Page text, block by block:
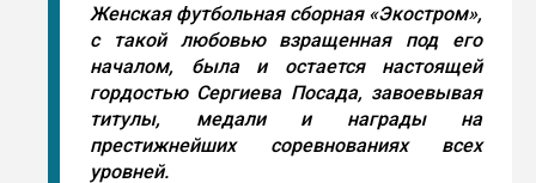
Женская футбольная сборная «Экостром»,
с такой любовью взращенная под его
началом, была и остается настоящей
гордостью Сергиева Посада, завоевывая
титулы, медали и награды на
престижнейших соревнованиях всех
уровней.